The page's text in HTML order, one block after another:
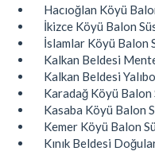
Hacıoğlan Köyü
İkizce Köyü Balon
İslamlar Köyü Balon
Kalkan Beldesi
Kalkan Beldesi
Karadağ Köyü Balon
Kasaba Köyü Balon
Kemer Köyü Balon
Kınık Beldesi